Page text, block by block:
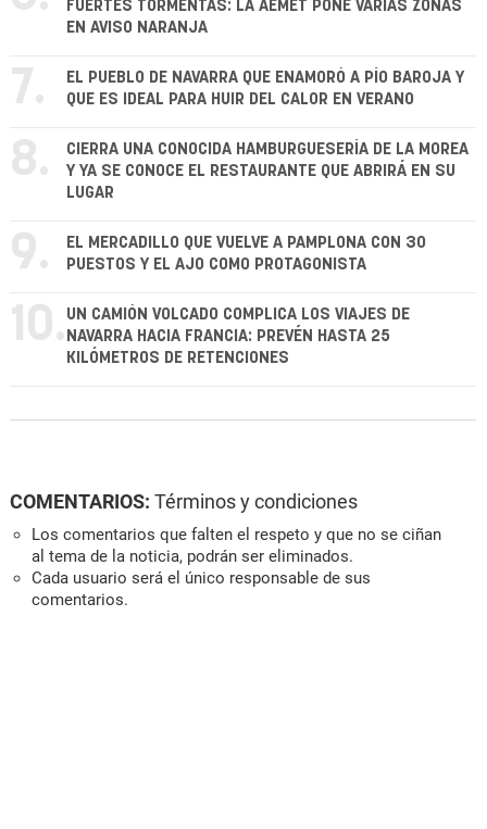
FUERTES TORMENTAS: LA AEMET PONE VARIAS ZONAS
EN AVISO NARANJA
7.
EL PUEBLO DE NAVARRA QUE ENAMORÓ A PÍO BAROJA Y
QUE ES IDEAL PARA HUIR DEL CALOR EN VERANO
8.
CIERRA UNA CONOCIDA HAMBURGUESERÍA DE LA MOREA
Y YA SE CONOCE EL RESTAURANTE QUE ABRIRÁ EN SU
LUGAR
9.
EL MERCADILLO QUE VUELVE A PAMPLONA CON 30
PUESTOS Y EL AJO COMO PROTAGONISTA
10. UN CAMIÓN VOLCADO COMPLICA LOS VIAJES DE
NAVARRA HACIA FRANCIA: PREVÉN HASTA 25
KILÓMETROS DE RETENCIONES
COMENTARIOS: Términos y condiciones
Los comentarios que falten el respeto y que no se ciñan
al tema de la noticia, podrán ser eliminados.
Cada usuario será el único responsable de sus
comentarios.